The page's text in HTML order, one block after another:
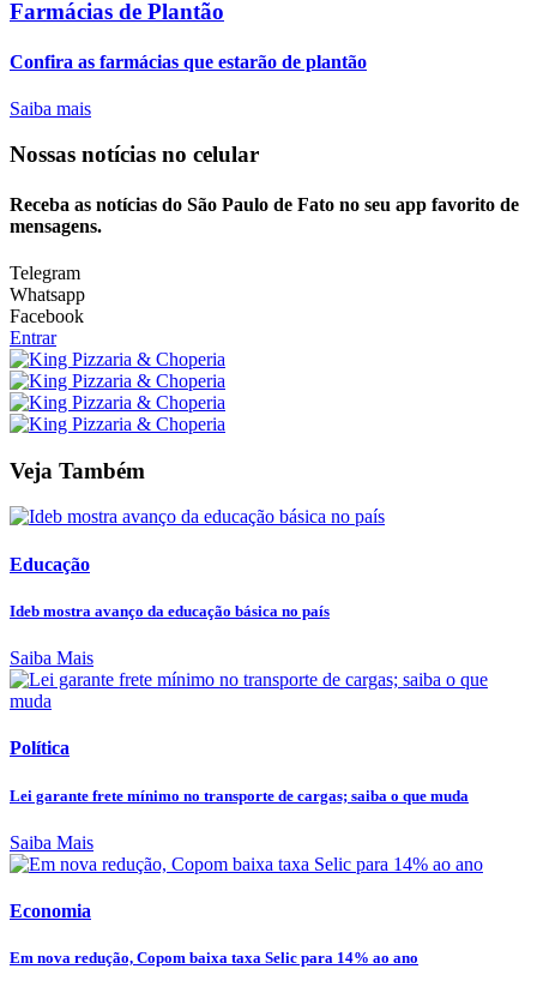
Farmácias de Plantão
Confira as farmácias que estarão de plantão
Saiba mais
Nossas notícias no celular
Receba as notícias do São Paulo de Fato no seu app favorito de
mensagens.
Telegram
Whatsapp
Facebook
Entrar
Veja Também
Educação
Ideb mostra avanço da educação básica no país
Saiba Mais
Política
Lei garante frete mínimo no transporte de cargas; saiba o que muda
Saiba Mais
Economia
Em nova redução, Copom baixa taxa Selic para 14% ao ano